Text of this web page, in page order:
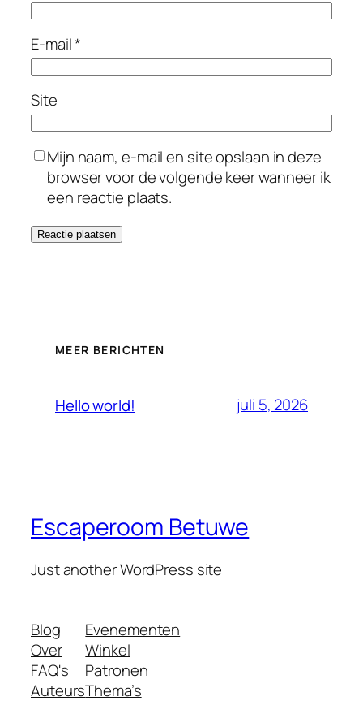
E-mail*
Site
Mijn naam, e-mail en site opslaan in deze
browser voor de volgende keer wanneer ik
een reactie plaats.
MEER BERICHTEN
Hello world! juli 5, 2026
Escaperoom Betuwe
Just another WordPress site
Blog
Over
FAQ's
Auteurs
Evenementen
Winkel
Patronen
Thema’s